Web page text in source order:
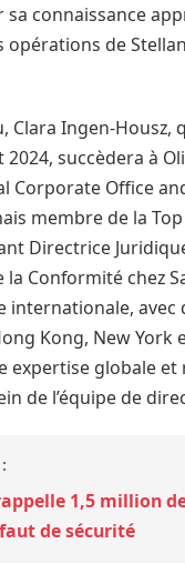
sa connaissance
opérations de
Clara Ingen-Housz,
succèdera à
Corporate Office
membre de la
Directrice
la Conformité chez
internationale, avec
Kong, New York
expertise globale et
de l’équipe de
1,5 million
de sécurité